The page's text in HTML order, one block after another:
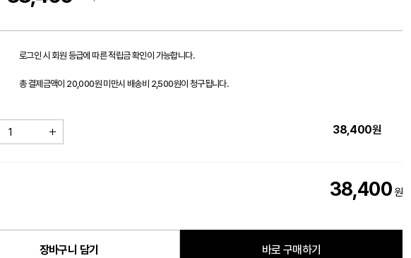
로그인 시 회원 등급에 따른 적립금 확인이 가능합니다.
총 결제금액이 20,000원 미만시 배송비 2,500원이 청구됩니다.
38,400원
38,400 원
장바구니 담기 바로 구매하기